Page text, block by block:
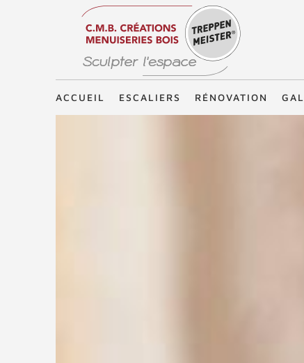
Treppenmeister - Sculpter l'espace
ACCUEIL ESCALIERS RÉNOVATION